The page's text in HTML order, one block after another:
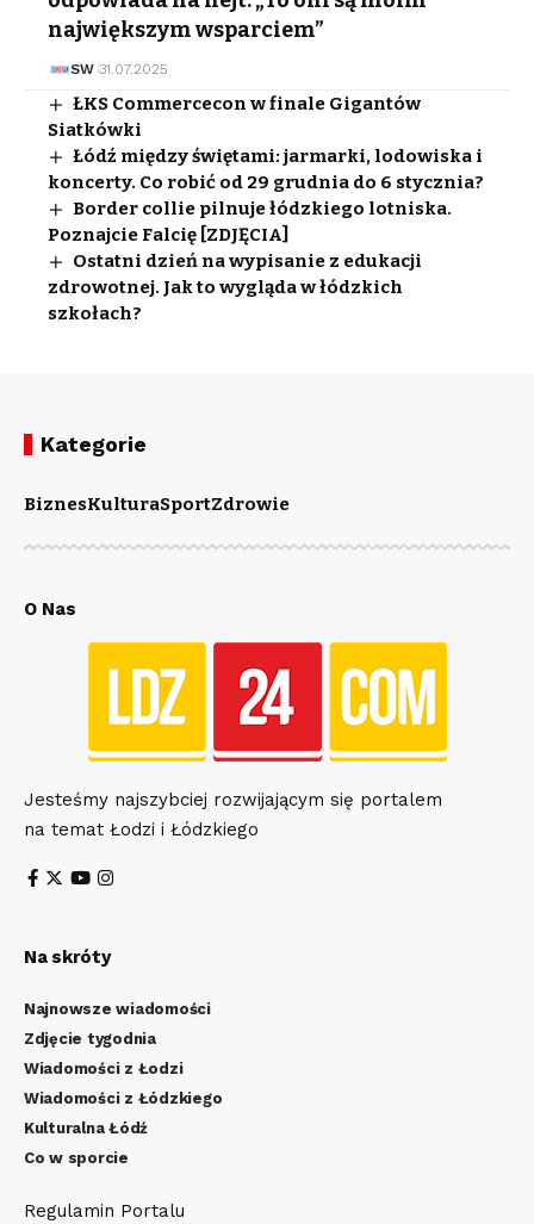
największym wsparciem”
SW 31.07.2025
ŁKS Commercecon w finale Gigantów
Siatkówki
Łódź między świętami: jarmarki, lodowiska i
koncerty. Co robić od 29 grudnia do 6 stycznia?
Border collie pilnuje łódzkiego lotniska.
Poznajcie Falcię [ZDJĘCIA]
Ostatni dzień na wypisanie z edukacji
zdrowotnej. Jak to wygląda w łódzkich
szkołach?
Kategorie
BiznesKulturaSportZdrowie
O Nas
Jesteśmy najszybciej rozwijającym się portalem
na temat Łodzi i Łódzkiego
Na skróty
Najnowsze wiadomości
Zdjęcie tygodnia
Wiadomości z Łodzi
Wiadomości z Łódzkiego
Kulturalna Łódź
Co w sporcie
Regulamin Portalu